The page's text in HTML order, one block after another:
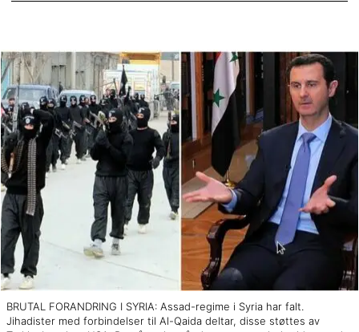
BRUTAL FORANDRING I SYRIA: Assad-regime i Syria har falt.
Jihadister med forbindelser til Al-Qaida deltar, disse støttes av